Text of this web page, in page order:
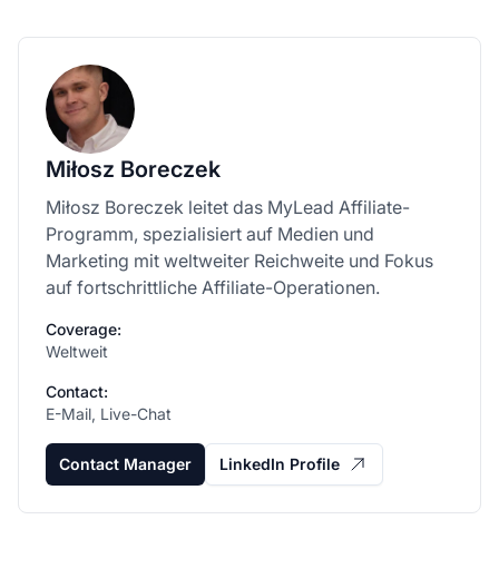
Miłosz Boreczek
Miłosz Boreczek leitet das MyLead Affiliate-
Programm, spezialisiert auf Medien und
Marketing mit weltweiter Reichweite und Fokus
auf fortschrittliche Affiliate-Operationen.
Coverage:
Weltweit
Contact:
E-Mail, Live-Chat
Contact Manager LinkedIn Profile